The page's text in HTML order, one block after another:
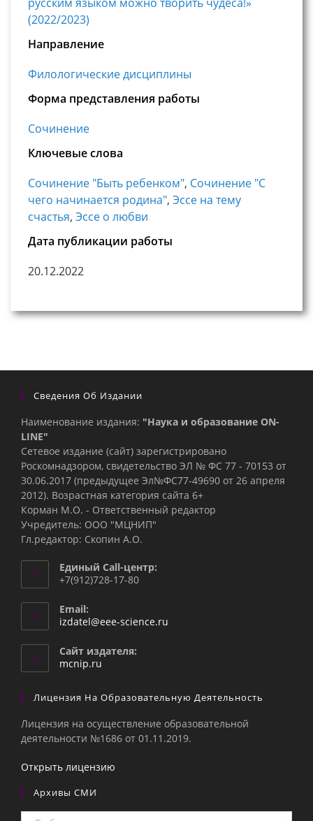
(2022/2023)
Направление
Филологические дисциплины
Форма представления работы
Сочинение
Ключевые слова
Сочинение "Быть ребенком", Сочинение "С
чего начинается родина", Эссе на тему
счастья, Эссе о любви
Дата публикации работы
20.12.2022
Сведения Об Издании
Наименование издания: "Наука и образование ON-
LINE"
Сетевое издание (сайт) зарегистрировано
Роскомнадзором, свидетельство ЭЛ № ФС 77 - 70153 от
30.06.2017 (предыдущее Эл№ФC77-49690 от 26 апреля
2012). Возрастная категория сайта 6+
Корман М.О. - Ответственный редактор
Учредитель: ООО "МЦНИП"
Гл.редактор: Скопин А.О.
Единый Call-центр:
+7(912)728-17-80
Email:
izdatel@eee-science.ru
Сайт издателя:
mcnip.ru
Лицензия На Образовательную Деятельность
Лицензия на осуществление образовательной
деятельности №1686 от 01.11.2019.
Открыть лицензию
Архивы СМИ
Архивы